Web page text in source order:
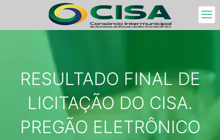
RESULTADO FINAL DE
LICITAÇÃO DO CISA.
PREGÃO ELETRÔNICO